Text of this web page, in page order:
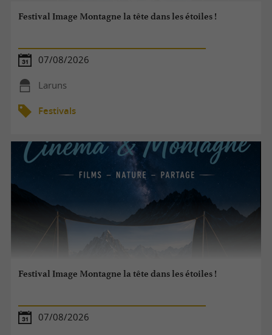
Festival Image Montagne la tête dans les étoiles !
07/08/2026
Laruns
Festivals
Festival Image Montagne la tête dans les étoiles !
07/08/2026